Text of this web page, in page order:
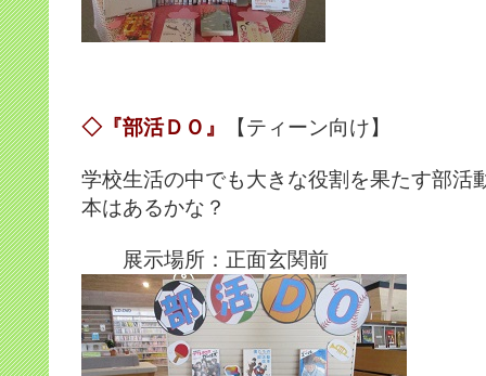
◇『部活ＤＯ』 【ティーン向け】
学校生活の中でも大きな役割を果たす部活
本はあるかな？
展示場所：正面玄関前